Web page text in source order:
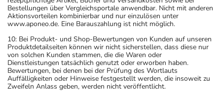
Bestellungen über Vergleichsportale anwendbar. Nicht mit anderen
Aktionsvorteilen kombinierbar und nur einzulösen unter
www.aponeo.de. Eine Barauszahlung ist nicht möglich.
10: Bei Produkt- und Shop-Bewertungen von Kunden auf unseren
Produktdetailseiten können wir nicht sicherstellen, dass diese nur
von solchen Kunden stammen, die die Waren oder
Dienstleistungen tatsächlich genutzt oder erworben haben.
Bewertungen, bei denen bei der Prüfung des Wortlauts
Auffälligkeiten oder Hinweise festgestellt werden, die insoweit zu
Zweifeln Anlass geben, werden nicht veröffentlicht.